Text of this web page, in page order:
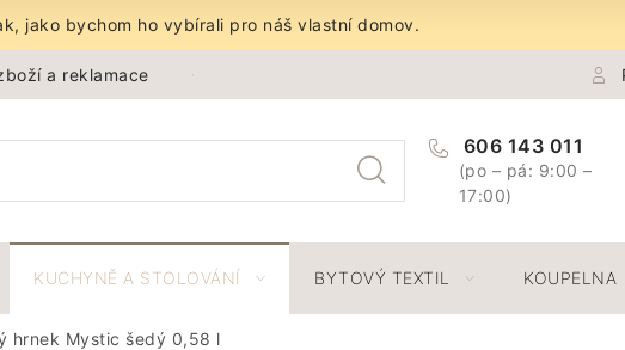
jako bychom ho vybírali pro náš vlastní domov.
a reklamace Ochrana Osobních údajů
606 143 011
(po – pá: 9:00 –
17:00)
KUCHYNĚ A STOLOVÁNÍ BYTOVÝ TEXTIL KOUPELNA
hrnek Mystic šedý 0,58 l